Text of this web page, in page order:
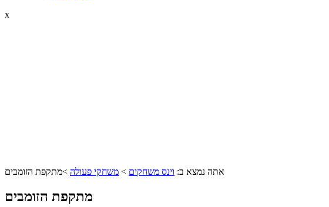
x
אתה נמצא ב: וינס משחקים > משחקי פעולה >מתקפת הזומבים
מתקפת הזומבים